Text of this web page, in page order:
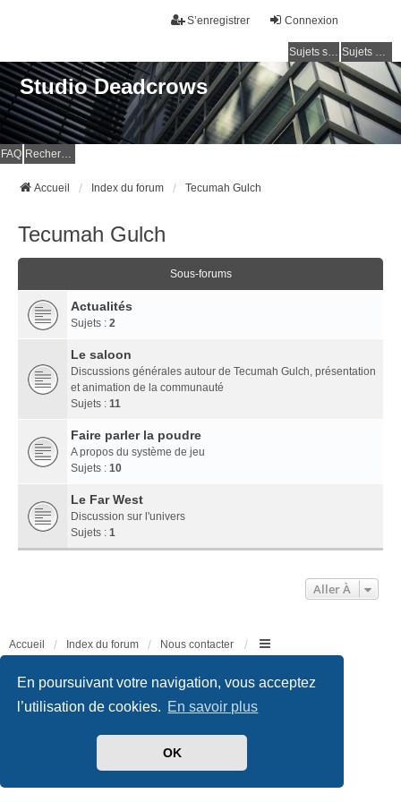
En poursuivant votre navigation, vous acceptez
l’utilisation de cookies. En savoir plus
OK
Connexion
S’enregistrer
Sujets sans réponse Sujets actifs
Studio Deadcrows
FAQ Rechercher
Accueil Index du forum Tecumah Gulch
Tecumah Gulch
Sous-forums
Actualités
Sujets : 2
Le saloon
Discussions générales autour de Tecumah Gulch, présentation
et animation de la communauté
Sujets : 11
Faire parler la poudre
A propos du système de jeu
Sujets : 10
Le Far West
Discussion sur l'univers
Sujets : 1
Aller À
Accueil Index du forum Nous contacter
Développé par phpBB
® Forum Software © phpBB Limited
Traduit par
Style we_universal created by INVENTEA & v12mike